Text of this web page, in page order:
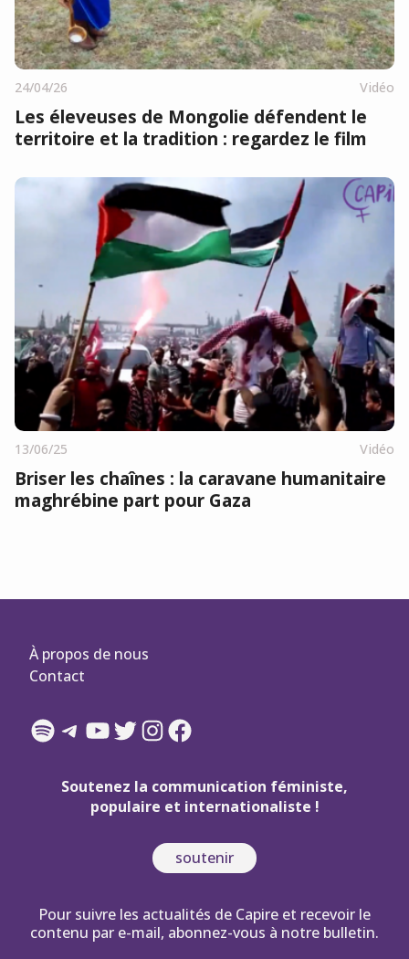
24/04/26 Vidéo
Les éleveuses de Mongolie défendent le
territoire et la tradition : regardez le film
13/06/25 Vidéo
Briser les chaînes : la caravane humanitaire
maghrébine part pour Gaza
À propos de nous
Contact
Spotify
Telegram
YouTube
Twitter
Instagram
Facebook
Soutenez la communication féministe,
populaire et internationaliste !
soutenir
Pour suivre les actualités de Capire et recevoir le
contenu par e-mail, abonnez-vous à notre bulletin.